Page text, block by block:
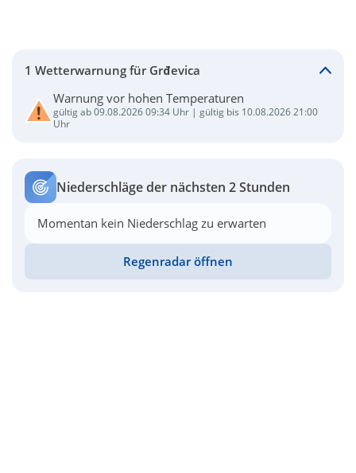
1 Wetterwarnung für Grđevica
Warnung vor hohen Temperaturen
gültig ab 09.08.2026 09:34 Uhr | gültig bis 10.08.2026 21:00
Uhr
Niederschläge der nächsten 2 Stunden
Momentan kein Niederschlag zu erwarten
Regenradar öffnen